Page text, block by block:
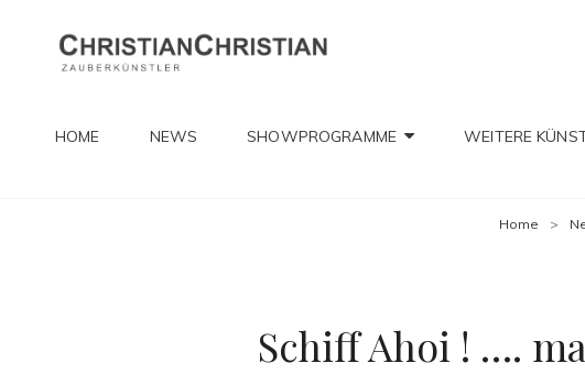
HOME NEWS SHOWPROGRAMME WEITERE
Home >
Schiff Ahoi ! ….